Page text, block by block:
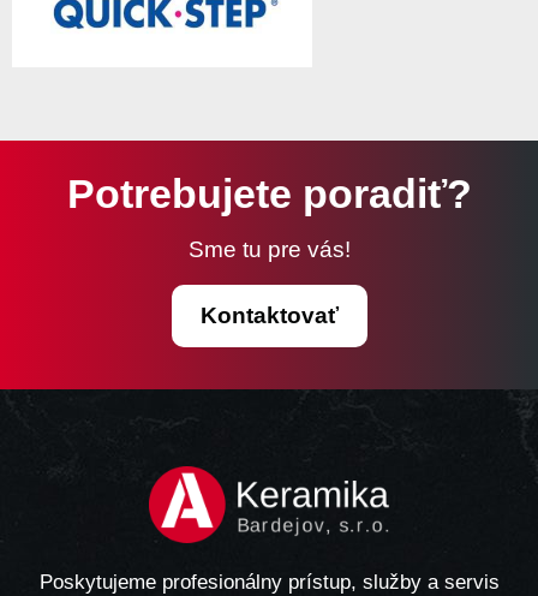
Potrebujete poradiť?
Sme tu pre vás!
Kontaktovať
Poskytujeme profesionálny prístup, služby a servis